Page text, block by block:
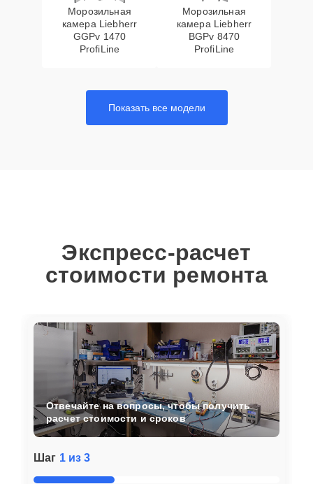
Морозильная
камера Liebherr
GGPv 1470
ProfiLine
Морозильная
камера Liebherr
BGPv 8470
ProfiLine
Показать все модели
Экспресс-расчет
стоимости ремонта
Шаг 1 из 3
Отвечайте на вопросы, чтобы получить
расчет стоимости и сроков